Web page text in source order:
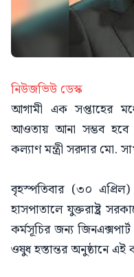
নিউজভিউ ডেস্ক
আগামী এক সপ্তাহের
আওতায় আনা সম্ভব হবে
কল্যাণ মন্ত্রী সরদার মো.
বৃহস্পতিবার (৩০ এপ্রিল)
হাসপাতালে যুক্তরাষ্ট্র
কর্মসূচির জন্য
ওষুধ হস্তান্তর অনুষ্ঠানে এই